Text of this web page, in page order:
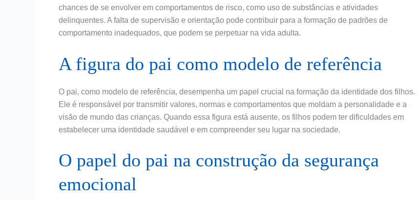
chances de se envolver em comportamentos de risco, como uso de substâncias e atividades
delinquentes. A falta de supervisão e orientação pode contribuir para a formação de padrões de
comportamento inadequados, que podem se perpetuar na vida adulta.
A figura do pai como modelo de referência
O pai, como modelo de referência, desempenha um papel crucial na formação da identidade dos filhos.
Ele é responsável por transmitir valores, normas e comportamentos que moldam a personalidade e a
visão de mundo das crianças. Quando essa figura está ausente, os filhos podem ter dificuldades em
estabelecer uma identidade saudável e em compreender seu lugar na sociedade.
O papel do pai na construção da segurança
emocional